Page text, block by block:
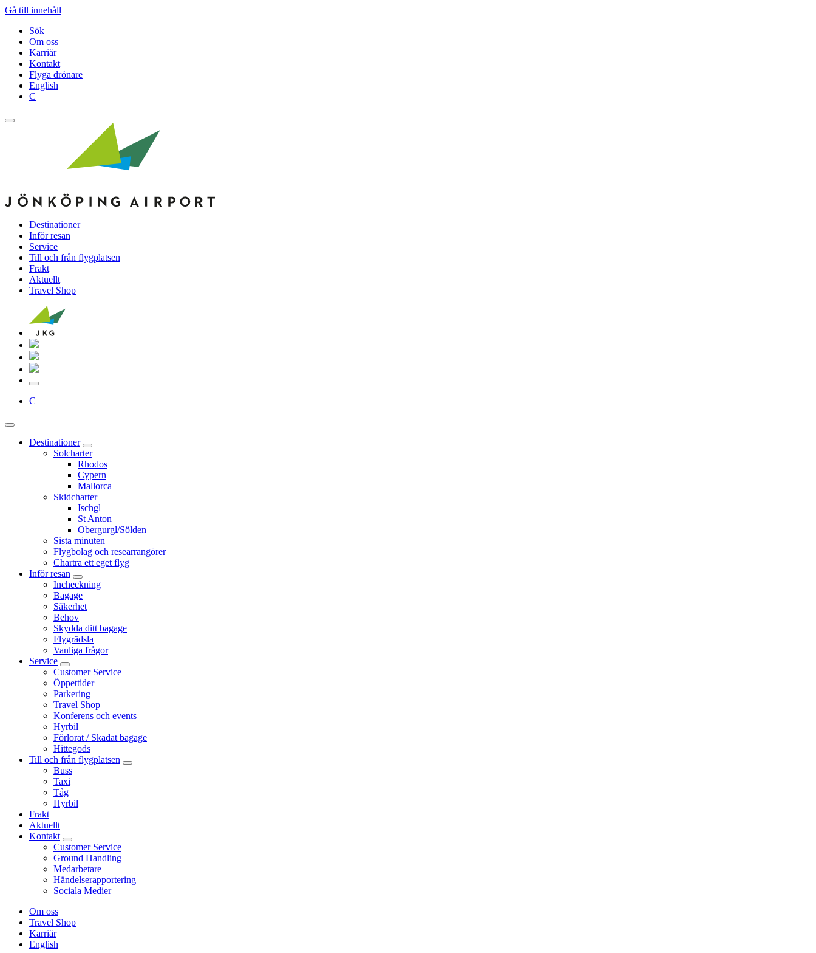
Gå till innehåll
Sök
Om oss
Karriär
Kontakt
Flyga drönare
English
C
Destinationer
Inför resan
Service
Till och från flygplatsen
Frakt
Aktuellt
Travel Shop
C
Destinationer
Solcharter
Rhodos
Cypern
Mallorca
Skidcharter
Ischgl
St Anton
Obergurgl/Sölden
Sista minuten
Flygbolag och researrangörer
Chartra ett eget flyg
Inför resan
Incheckning
Bagage
Säkerhet
Behov
Skydda ditt bagage
Flygrädsla
Vanliga frågor
Service
Customer Service
Öppettider
Parkering
Travel Shop
Konferens och events
Hyrbil
Förlorat / Skadat bagage
Hittegods
Till och från flygplatsen
Buss
Taxi
Tåg
Hyrbil
Frakt
Aktuellt
Kontakt
Customer Service
Ground Handling
Medarbetare
Händelserapportering
Sociala Medier
Om oss
Travel Shop
Karriär
English